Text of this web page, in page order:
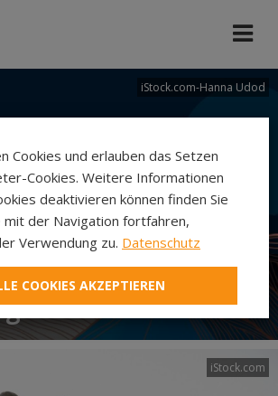
iStock.com-Hanna Udod
Ehe und Familie
iStock.com
Cookies und erlauben das Setzen
Cookies. Weitere Informationen
deaktivieren können finden Sie
mit der Navigation fortfahren,
Verwendung zu. Datenschutz
COOKIES AKZEPTIEREN